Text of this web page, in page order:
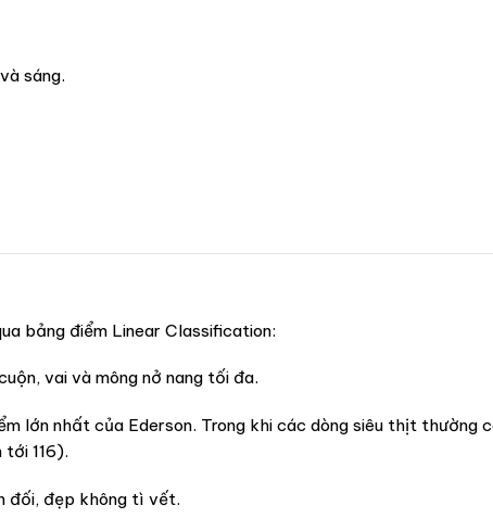
sáng.
bảng điểm Linear Classification:
vai và mông nở nang tối đa.
lớn nhất của Ederson. Trong khi các dòng siêu thịt thường
116).
đối, đẹp không tì vết.